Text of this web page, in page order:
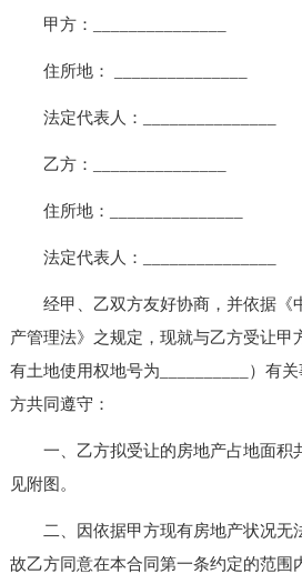
甲方：_______________
住所地： _______________
法定代表人：_______________
乙方：_______________
住所地：_______________
法定代表人：_______________
经甲、乙双方友好协商，并依据《
产管理法》之规定，现就与乙方受让甲
有土地使用权地号为__________）有
方共同遵守：
一、乙方拟受让的房地产占地面积
见附图。
二、因依据甲方现有房地产状况无
故乙方同意在本合同第一条约定的范围